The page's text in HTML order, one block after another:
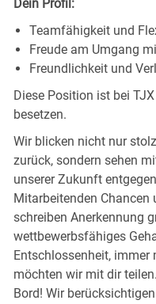
Dein Profil:
Teamfähigkeit und
Freude am Umgang
Freundlichkeit und
Diese Position ist bei
besetzen.
Wir blicken nicht nur
zurück, sondern sehen
unserer Zukunft
Mitarbeitenden
schreiben Anerkennung
wettbewerbsfähiges
Entschlossenheit, immer
möchten wir mit dir
Bord! Wir